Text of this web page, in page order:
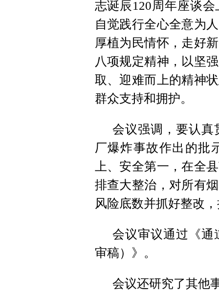
志诞辰120周年座谈
自觉践行全心全意为
厚植为民情怀，走好
八项规定精神，以坚
取、迎难而上的精神
群众支持和拥护。
会议强调，要认真
厂爆炸事故作出的批
上、安全第一，在全
排查大整治，对所有
风险底数并抓好整改
会议审议通过《通
审稿）》。
会议还研究了其他